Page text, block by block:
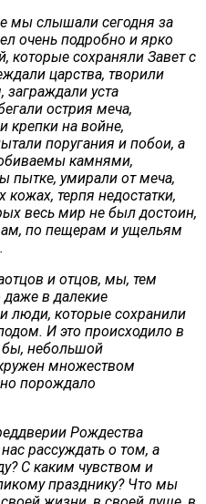
мы слышали сегодня за
очень подробно и ярко
которые сохраняли Завет с
царства, творили
заграждали уста
острия меча,
крепки на войне,
поругания и побои, а
камнями,
пытке, умирали от меча,
кожах, терпя недостатки,
весь мир не был достоин,
по пещерам и ущельям
и отцов, мы, тем
даже в далекие
люди, которые сохранили
И это происходило в
бы, небольшой
множеством
порождало
Рождества
рассуждать о том, а
С каким чувством и
празднику? Что мы